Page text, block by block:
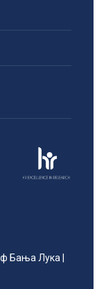
Бања Лука |